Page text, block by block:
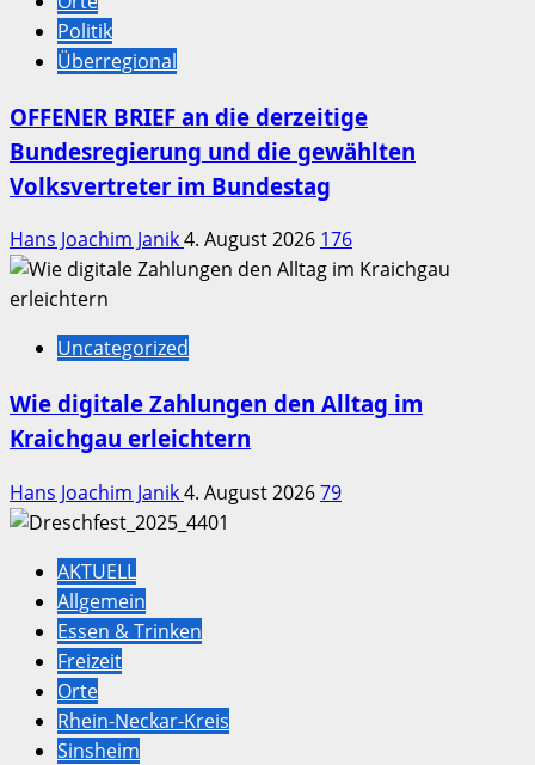
Politik
Überregional
OFFENER BRIEF an die derzeitige
Bundesregierung und die gewählten
Volksvertreter im Bundestag
Hans Joachim Janik4. August 2026 176
Uncategorized
Wie digitale Zahlungen den Alltag im
Kraichgau erleichtern
Hans Joachim Janik4. August 202679
AKTUELL
Allgemein
Essen & Trinken
Freizeit
Orte
Rhein-Neckar-Kreis
Sinsheim